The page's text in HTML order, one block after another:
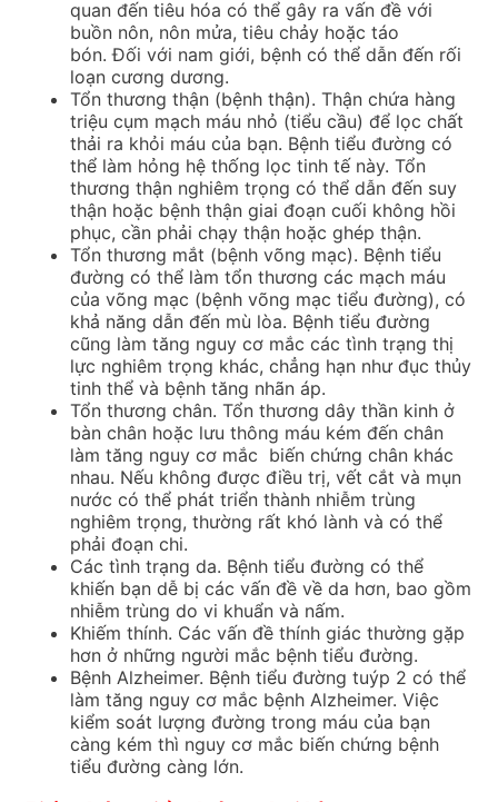
quan đến tiêu hóa có thể gây ra vấn đề với
buồn nôn, nôn mửa, tiêu chảy hoặc táo
bón.Đối với nam giới, bệnh có thể dẫn đến rối
loạn cương dương.
Tổn thương thận (bệnh thận). Thận chứa hàng
triệu cụm mạch máu nhỏ (tiểu cầu) để lọc chất
thải ra khỏi máu của bạn. Bệnh tiểu đường có
thể làm hỏng hệ thống lọc tinh tế này. Tổn
thương thận nghiêm trọng có thể dẫn đến suy
thận hoặc bệnh thận giai đoạn cuối không hồi
phục, cần phải chạy thận hoặc ghép thận.
Tổn thương mắt (bệnh võng mạc). Bệnh tiểu
đường có thể làm tổn thương các mạch máu
của võng mạc (bệnh võng mạc tiểu đường), có
khả năng dẫn đến mù lòa. Bệnh tiểu đường
cũng làm tăng nguy cơ mắc các tình trạng thị
lực nghiêm trọng khác, chẳng hạn như đục thủy
tinh thể và bệnh tăng nhãn áp.
Tổn thương chân. Tổn thương dây thần kinh ở
bàn chân hoặc lưu thông máu kém đến chân
làm tăng nguy cơ mắc biến chứng chân khác
nhau. Nếu không được điều trị, vết cắt và mụn
nước có thể phát triển thành nhiễm trùng
nghiêm trọng, thường rất khó lành và có thể
phải đoạn chi.
Các tình trạng da. Bệnh tiểu đường có thể
khiến bạn dễ bị các vấn đề về da hơn, bao gồm
nhiễm trùng do vi khuẩn và nấm.
Khiếm thính. Các vấn đề thính giác thường gặp
hơn ở những người mắc bệnh tiểu đường.
Bệnh Alzheimer. Bệnh tiểu đường tuýp 2 có thể
làm tăng nguy cơ mắc bệnh Alzheimer. Việc
kiểm soát lượng đường trong máu của bạn
càng kém thì nguy cơ mắc biến chứng bệnh
tiểu đường càng lớn.